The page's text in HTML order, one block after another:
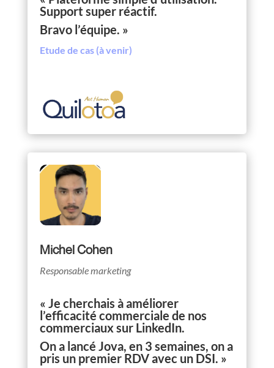
Support super réactif.
Bravo l’équipe. »
Etude de cas (à venir)
Michel Cohen
Responsable marketing
« Je cherchais à améliorer
l’efficacité commerciale de nos
commerciaux sur LinkedIn.
On a lancé Jova, en 3 semaines, on a
pris un premier RDV avec un DSI. »